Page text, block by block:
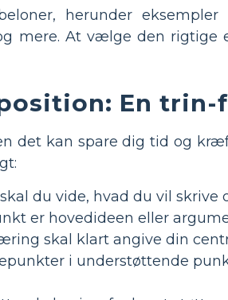
herunder eksempler
mere. At vælge den rigtige
En
det kan spare dig tid og
du vide, hvad du vil skrive
er hovedideen eller
skal klart angive din
i understøttende